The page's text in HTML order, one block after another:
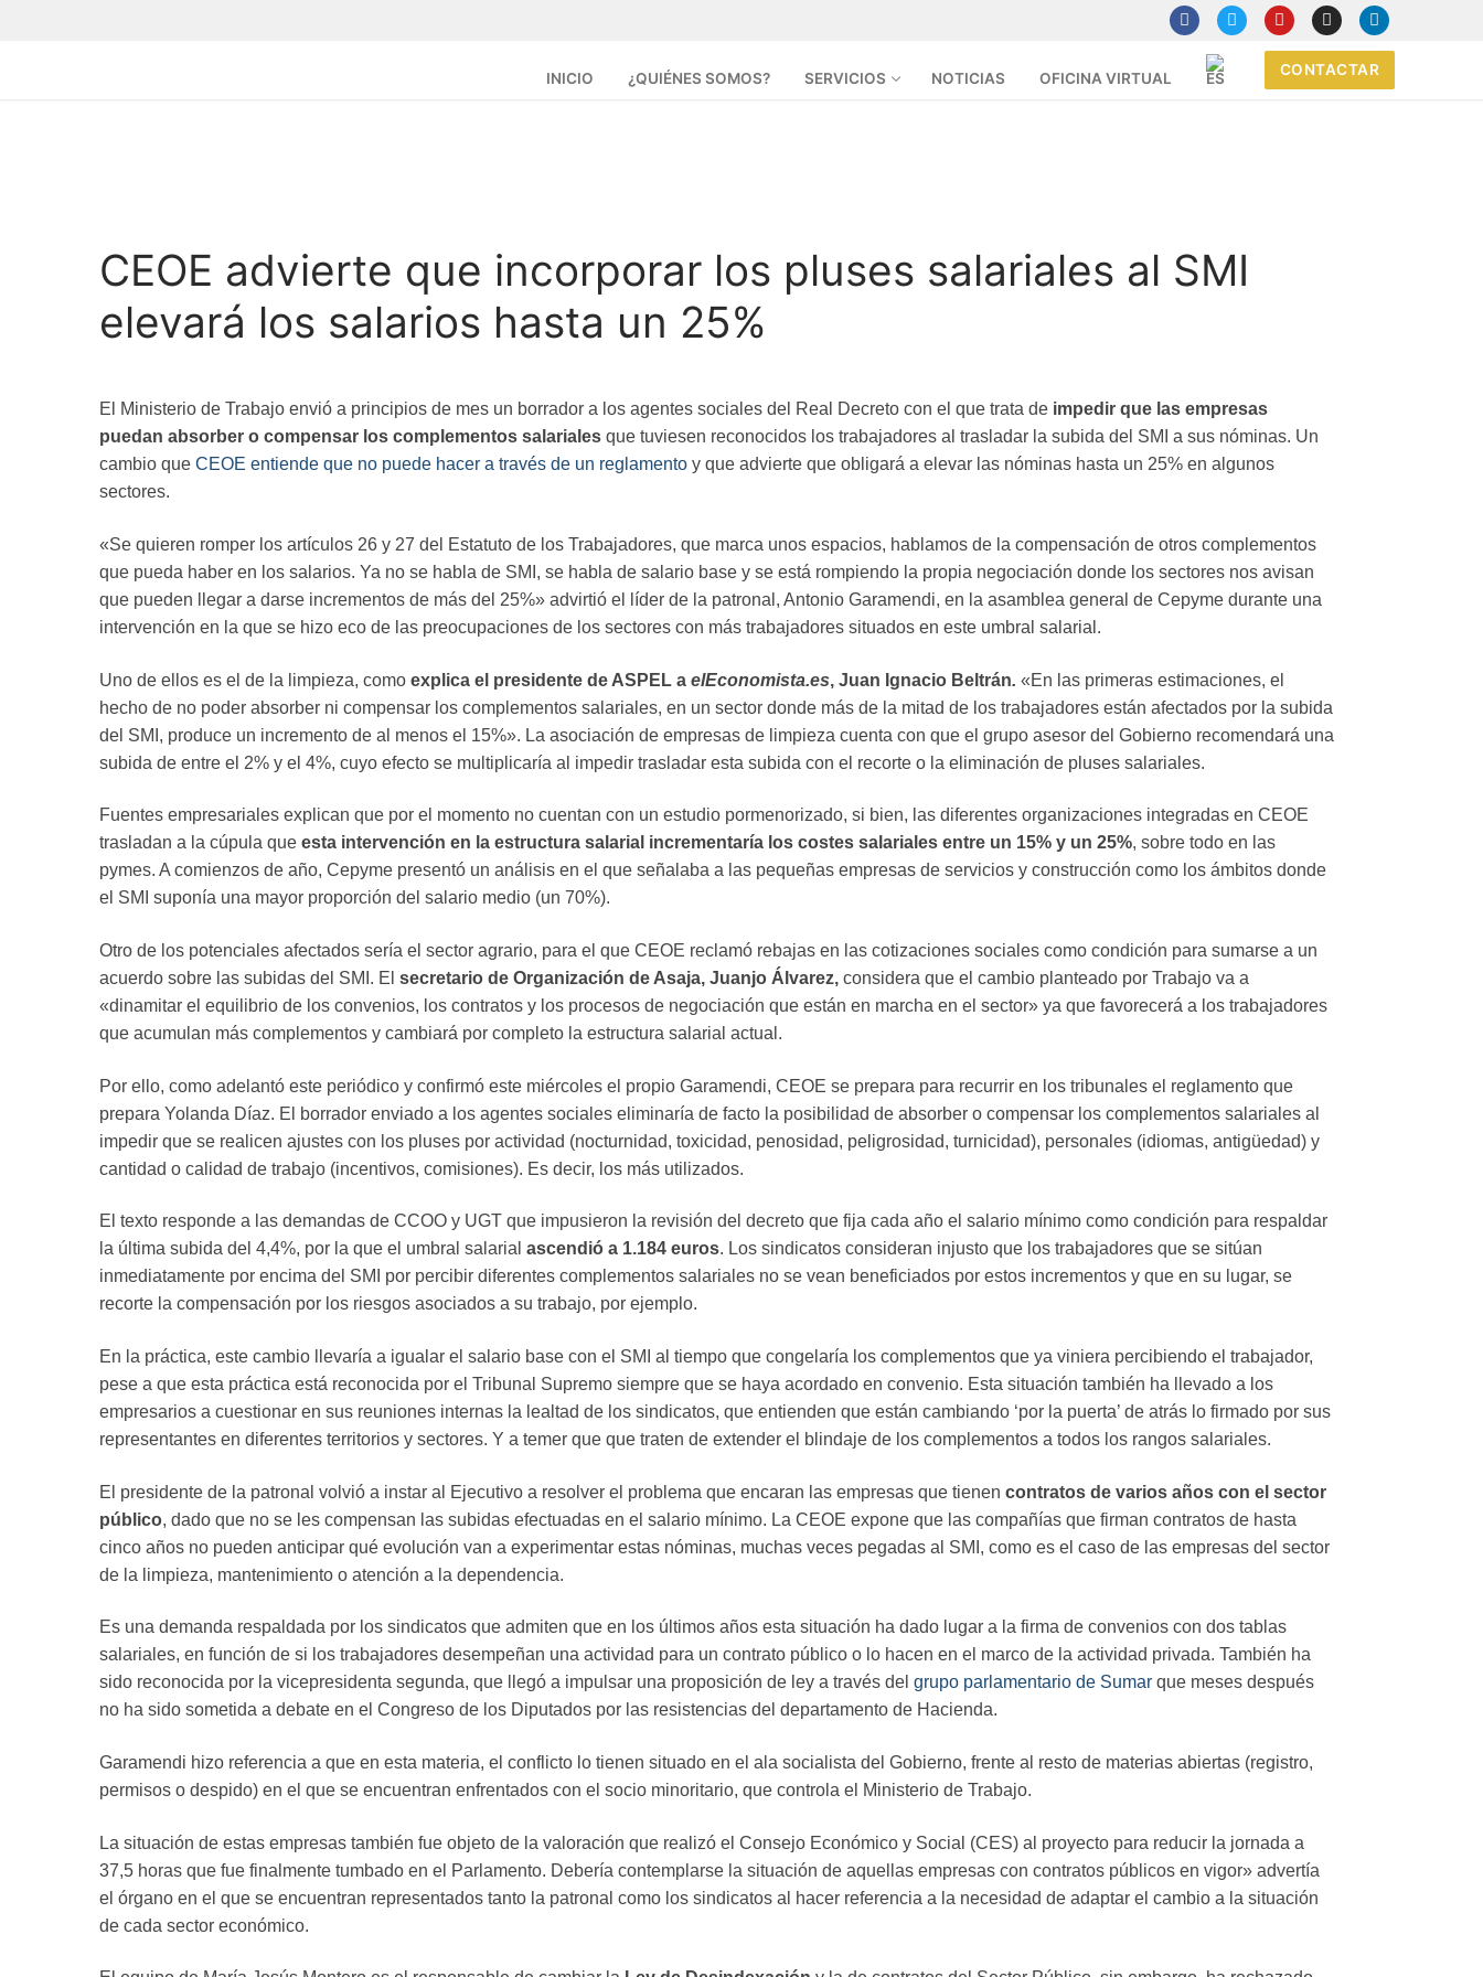
INICIO ¿QUIÉNES SOMOS? SERVICIOS NOTICIAS OFICINA VIRTUAL CONTACTAR
CEOE advierte que incorporar los pluses salariales al SMI
elevará los salarios hasta un 25%
El Ministerio de Trabajo envió a principios de mes un borrador a los agentes sociales del Real Decreto con el que trata de impedir que las empresas
puedan absorber o compensar los complementos salariales que tuviesen reconocidos los trabajadores al trasladar la subida del SMI a sus nóminas. Un
cambio que CEOE entiende que no puede hacer a través de un reglamento y que advierte que obligará a elevar las nóminas hasta un 25% en algunos
sectores.
«Se quieren romper los artículos 26 y 27 del Estatuto de los Trabajadores, que marca unos espacios, hablamos de la compensación de otros complementos
que pueda haber en los salarios. Ya no se habla de SMI, se habla de salario base y se está rompiendo la propia negociación donde los sectores nos avisan
que pueden llegar a darse incrementos de más del 25%» advirtió el líder de la patronal, Antonio Garamendi, en la asamblea general de Cepyme durante una
intervención en la que se hizo eco de las preocupaciones de los sectores con más trabajadores situados en este umbral salarial.
Uno de ellos es el de la limpieza, como explica el presidente de ASPEL a elEconomista.es, Juan Ignacio Beltrán. «En las primeras estimaciones, el
hecho de no poder absorber ni compensar los complementos salariales, en un sector donde más de la mitad de los trabajadores están afectados por la subida
del SMI, produce un incremento de al menos el 15%». La asociación de empresas de limpieza cuenta con que el grupo asesor del Gobierno recomendará una
subida de entre el 2% y el 4%, cuyo efecto se multiplicaría al impedir trasladar esta subida con el recorte o la eliminación de pluses salariales.
Fuentes empresariales explican que por el momento no cuentan con un estudio pormenorizado, si bien, las diferentes organizaciones integradas en CEOE
trasladan a la cúpula que esta intervención en la estructura salarial incrementaría los costes salariales entre un 15% y un 25%, sobre todo en las
pymes. A comienzos de año, Cepyme presentó un análisis en el que señalaba a las pequeñas empresas de servicios y construcción como los ámbitos donde
el SMI suponía una mayor proporción del salario medio (un 70%).
Otro de los potenciales afectados sería el sector agrario, para el que CEOE reclamó rebajas en las cotizaciones sociales como condición para sumarse a un
acuerdo sobre las subidas del SMI. El secretario de Organización de Asaja, Juanjo Álvarez, considera que el cambio planteado por Trabajo va a
«dinamitar el equilibrio de los convenios, los contratos y los procesos de negociación que están en marcha en el sector» ya que favorecerá a los trabajadores
que acumulan más complementos y cambiará por completo la estructura salarial actual.
Por ello, como adelantó este periódico y confirmó este miércoles el propio Garamendi, CEOE se prepara para recurrir en los tribunales el reglamento que
prepara Yolanda Díaz. El borrador enviado a los agentes sociales eliminaría de facto la posibilidad de absorber o compensar los complementos salariales al
impedir que se realicen ajustes con los pluses por actividad (nocturnidad, toxicidad, penosidad, peligrosidad, turnicidad), personales (idiomas, antigüedad) y
cantidad o calidad de trabajo (incentivos, comisiones). Es decir, los más utilizados.
El texto responde a las demandas de CCOO y UGT que impusieron la revisión del decreto que fija cada año el salario mínimo como condición para respaldar
la última subida del 4,4%, por la que el umbral salarial ascendió a 1.184 euros. Los sindicatos consideran injusto que los trabajadores que se sitúan
inmediatamente por encima del SMI por percibir diferentes complementos salariales no se vean beneficiados por estos incrementos y que en su lugar, se
recorte la compensación por los riesgos asociados a su trabajo, por ejemplo.
En la práctica, este cambio llevaría a igualar el salario base con el SMI al tiempo que congelaría los complementos que ya viniera percibiendo el trabajador,
pese a que esta práctica está reconocida por el Tribunal Supremo siempre que se haya acordado en convenio. Esta situación también ha llevado a los
empresarios a cuestionar en sus reuniones internas la lealtad de los sindicatos, que entienden que están cambiando ‘por la puerta’ de atrás lo firmado por sus
representantes en diferentes territorios y sectores. Y a temer que que traten de extender el blindaje de los complementos a todos los rangos salariales.
El presidente de la patronal volvió a instar al Ejecutivo a resolver el problema que encaran las empresas que tienen contratos de varios años con el sector
público, dado que no se les compensan las subidas efectuadas en el salario mínimo. La CEOE expone que las compañías que firman contratos de hasta
cinco años no pueden anticipar qué evolución van a experimentar estas nóminas, muchas veces pegadas al SMI, como es el caso de las empresas del sector
de la limpieza, mantenimiento o atención a la dependencia.
Es una demanda respaldada por los sindicatos que admiten que en los últimos años esta situación ha dado lugar a la firma de convenios con dos tablas
salariales, en función de si los trabajadores desempeñan una actividad para un contrato público o lo hacen en el marco de la actividad privada. También ha
sido reconocida por la vicepresidenta segunda, que llegó a impulsar una proposición de ley a través del grupo parlamentario de Sumar que meses después
no ha sido sometida a debate en el Congreso de los Diputados por las resistencias del departamento de Hacienda.
Garamendi hizo referencia a que en esta materia, el conflicto lo tienen situado en el ala socialista del Gobierno, frente al resto de materias abiertas (registro,
permisos o despido) en el que se encuentran enfrentados con el socio minoritario, que controla el Ministerio de Trabajo.
La situación de estas empresas también fue objeto de la valoración que realizó el Consejo Económico y Social (CES) al proyecto para reducir la jornada a
37,5 horas que fue finalmente tumbado en el Parlamento. Debería contemplarse la situación de aquellas empresas con contratos públicos en vigor» advertía
el órgano en el que se encuentran representados tanto la patronal como los sindicatos al hacer referencia a la necesidad de adaptar el cambio a la situación
de cada sector económico.